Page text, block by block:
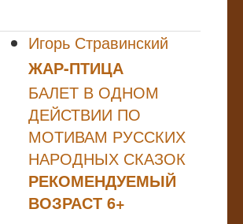
Игорь Стравинский
ЖАР-ПТИЦА
БАЛЕТ В ОДНОМ
ДЕЙСТВИИ ПО
МОТИВАМ РУССКИХ
НАРОДНЫХ СКАЗОК
РЕКОМЕНДУЕМЫЙ
ВОЗРАСТ 6+